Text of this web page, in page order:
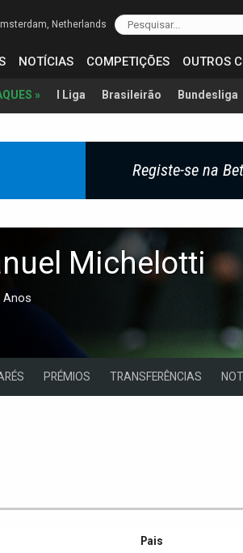
, Netherlands
NOTÍCIAS COMPETIÇÕES OUTROS
» I Liga Brasileirão Bundesliga
Registe-se na
Michelotti
Anos
PRÉMIOS TRANSFERÊNCIAS
Pais